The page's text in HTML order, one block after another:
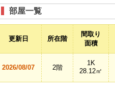
部屋一覧
更新日 所在階
間取り
面積
2026/08/07 2階
1K
28.12㎡